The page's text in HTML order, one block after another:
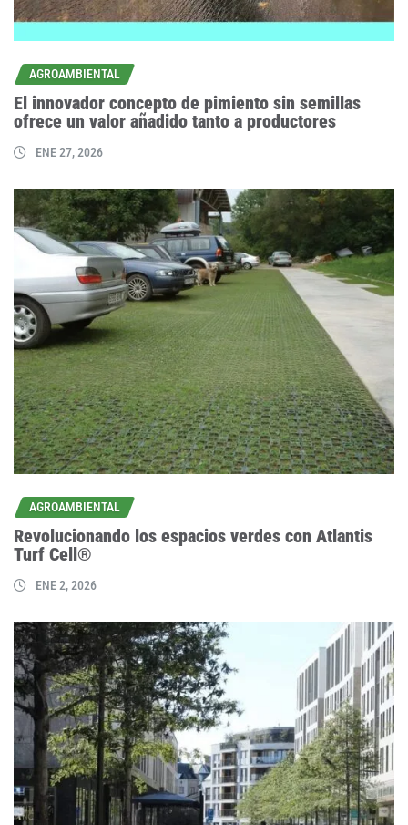
AGROAMBIENTAL
El innovador concepto de pimiento sin semillas
ofrece un valor añadido tanto a productores
ENE 27, 2026
AGROAMBIENTAL
Revolucionando los espacios verdes con Atlantis
Turf Cell®
ENE 2, 2026